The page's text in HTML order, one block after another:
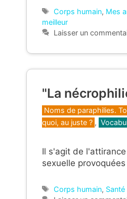
Étiquettes
Corps humain, Mes
meilleur
Laisser un
"La
Catégories
Noms de paraphilies.
quoi, au juste ? ,
Il s'agit de
sexuelle
Étiquettes
Corps humain,